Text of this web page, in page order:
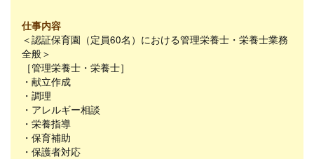
仕事内容
＜認証保育園（定員60名）における管理栄養士・栄養士業務
全般＞
［管理栄養士・栄養士］
・献立作成
・調理
・アレルギー相談
・栄養指導
・保育補助
・保護者対応